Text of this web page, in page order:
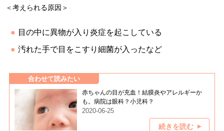
＜考えられる原因＞
目の中に異物が入り炎症を起こしている
汚れた手で目をこすり細菌が入ったなど
合わせて読みたい
赤ちゃんの目が充血！結膜炎やアレルギーか
も。病院は眼科？小児科？
2020-06-25
続きを読む